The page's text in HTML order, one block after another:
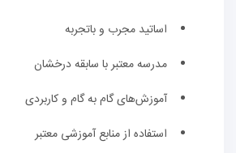
اساتید مجرب و باتجربه
مدرسه معتبر با سابقه درخشان
آموزش‌های گام به گام و کاربردی
استفاده از منابع آموزشی معتبر